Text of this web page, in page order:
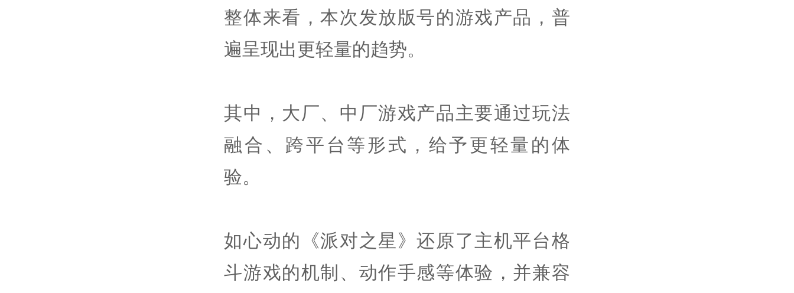
整体来看，本次发放版号的游戏产品，普
遍呈现出更轻量的趋势。
其中，大厂、中厂游戏产品主要通过玩法
融合、跨平台等形式，给予更轻量的体
验。
如心动的《派对之星》还原了主机平台格
斗游戏的机制、动作手感等体验，并兼容